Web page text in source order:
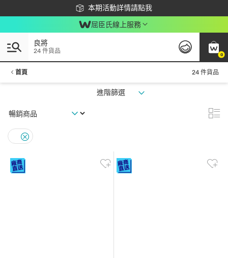
本期活動詳情請點我
下載app最高回饋$350
屈臣氏線上服務
0
良將
24 件貨品
首頁 24 件貨品
進階篩選